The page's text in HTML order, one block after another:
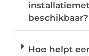
beschikbaar?
Hoe helpt